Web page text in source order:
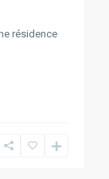
résidence